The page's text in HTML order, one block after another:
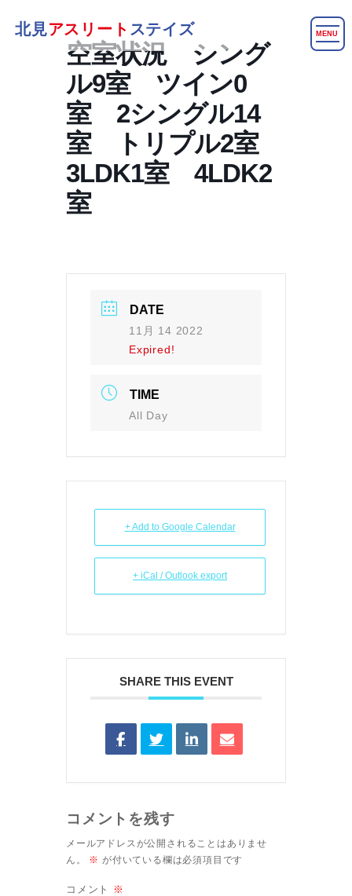
北見アスリート ステイズ MENU
空室状況 シング
ル9室 ツイン0
室 2シングル14
室 トリプル2室
3LDK1室 4LDK2
室
DATE
11月 14 2022
Expired!
TIME
All Day
+ Add to Google Calendar
+ iCal / Outlook export
SHARE THIS EVENT
コメントを残す
メールアドレスが公開されることはありませ
ん。
※ が付いている欄は必須項目です
コメント ※